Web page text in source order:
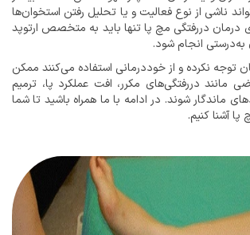
ناشی از نوع فعالیت و یا تحلیل رفتن استخوان‌ها
درمان دررفتگی مچ پا تنها باید به متخصص ارتوپد
به‌درستی انجام شود.
توجه نکرده و از خوددرمانی استفاده می‌کنند ممکن
مانند دررفتگی‌های مکرر، افت عملکرد پا، ترمیم
ماندگار شوند. در ادامه با ما همراه باشید تا شما
پا آشنا کنیم.